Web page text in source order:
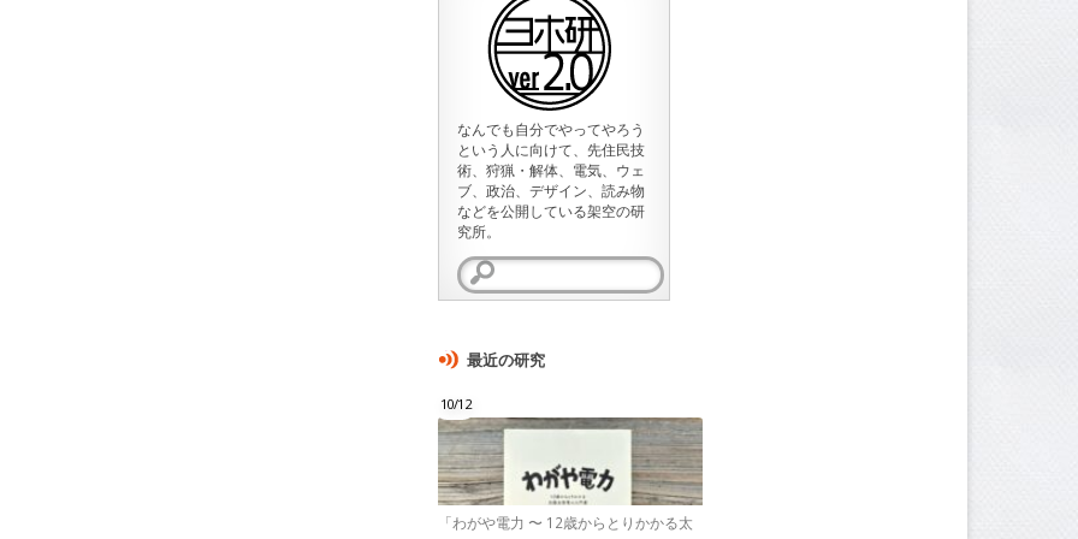
なんでも自分でやってやろう
という人に向けて、先住民技
術、狩猟・解体、電気、ウェ
ブ、政治、デザイン、読み物
などを公開している架空の研
究所。
検
索:
最近の研究
10/12
「わがや電力 〜 12歳からとりかかる太